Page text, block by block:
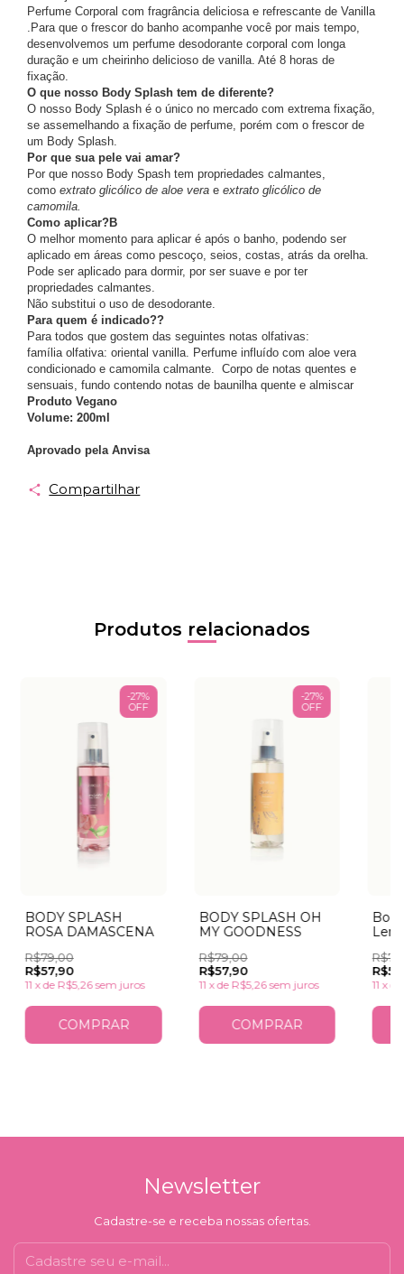
Perfume Corporal com fragrância deliciosa e refrescante de Vanilla
.Para que o frescor do banho acompanhe você por mais tempo,
desenvolvemos um perfume desodorante corporal com longa
duração e um cheirinho delicioso de vanilla. Até 8 horas de
fixação.
O que nosso Body Splash tem de diferente?
O nosso Body Splash é o único no mercado com extrema fixação,
se assemelhando a fixação de perfume, porém com o frescor de
um Body Splash.
Por que sua pele vai amar?
Por que nosso Body Spash tem propriedades calmantes,
como extrato glicólico de aloe vera e extrato glicólico de
camomila.
Como aplicar?B
O melhor momento para aplicar é após o banho, podendo ser
aplicado em áreas como pescoço, seios, costas, atrás da orelha.
Pode ser aplicado para dormir, por ser suave e por ter
propriedades calmantes.
Não substitui o uso de desodorante.
Para quem é indicado??
Para todos que gostem das seguintes notas olfativas:
família olfativa: oriental vanilla. Perfume influído com aloe vera
condicionado e camomila calmante. Corpo de notas quentes e
sensuais, fundo contendo notas de baunilha quente e almiscar
Produto Vegano
Volume: 200ml
Aprovado pela Anvisa
Compartilhar
Produtos relacionados
BODY SPLASH
ROSA DAMASCENA
R$79,00
R$57,90
-27%
OFF
11 xde R$5,26 sem juros
BODY SPLASH OH
MY GOODNESS
R$79,00
R$57,90
-27%
OFF
11 xde R$5,26 sem juros 11 xde
Newsletter
Cadastre-se e receba nossas ofertas.